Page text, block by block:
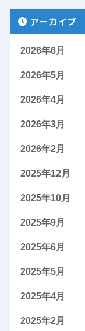
アーカイブ
2026年6月
2026年5月
2026年4月
2026年3月
2026年2月
2025年12月
2025年10月
2025年9月
2025年6月
2025年5月
2025年4月
2025年2月